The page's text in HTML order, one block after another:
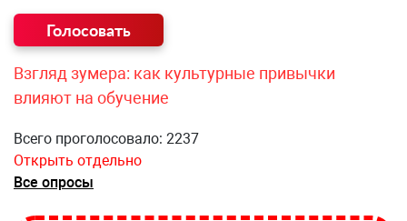
Взгляд зумера: как культурные привычки
влияют на обучение
Всего проголосовало: 2237
Открыть отдельно
Все опросы